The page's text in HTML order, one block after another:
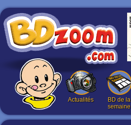
Actualités
BD de la
semaine